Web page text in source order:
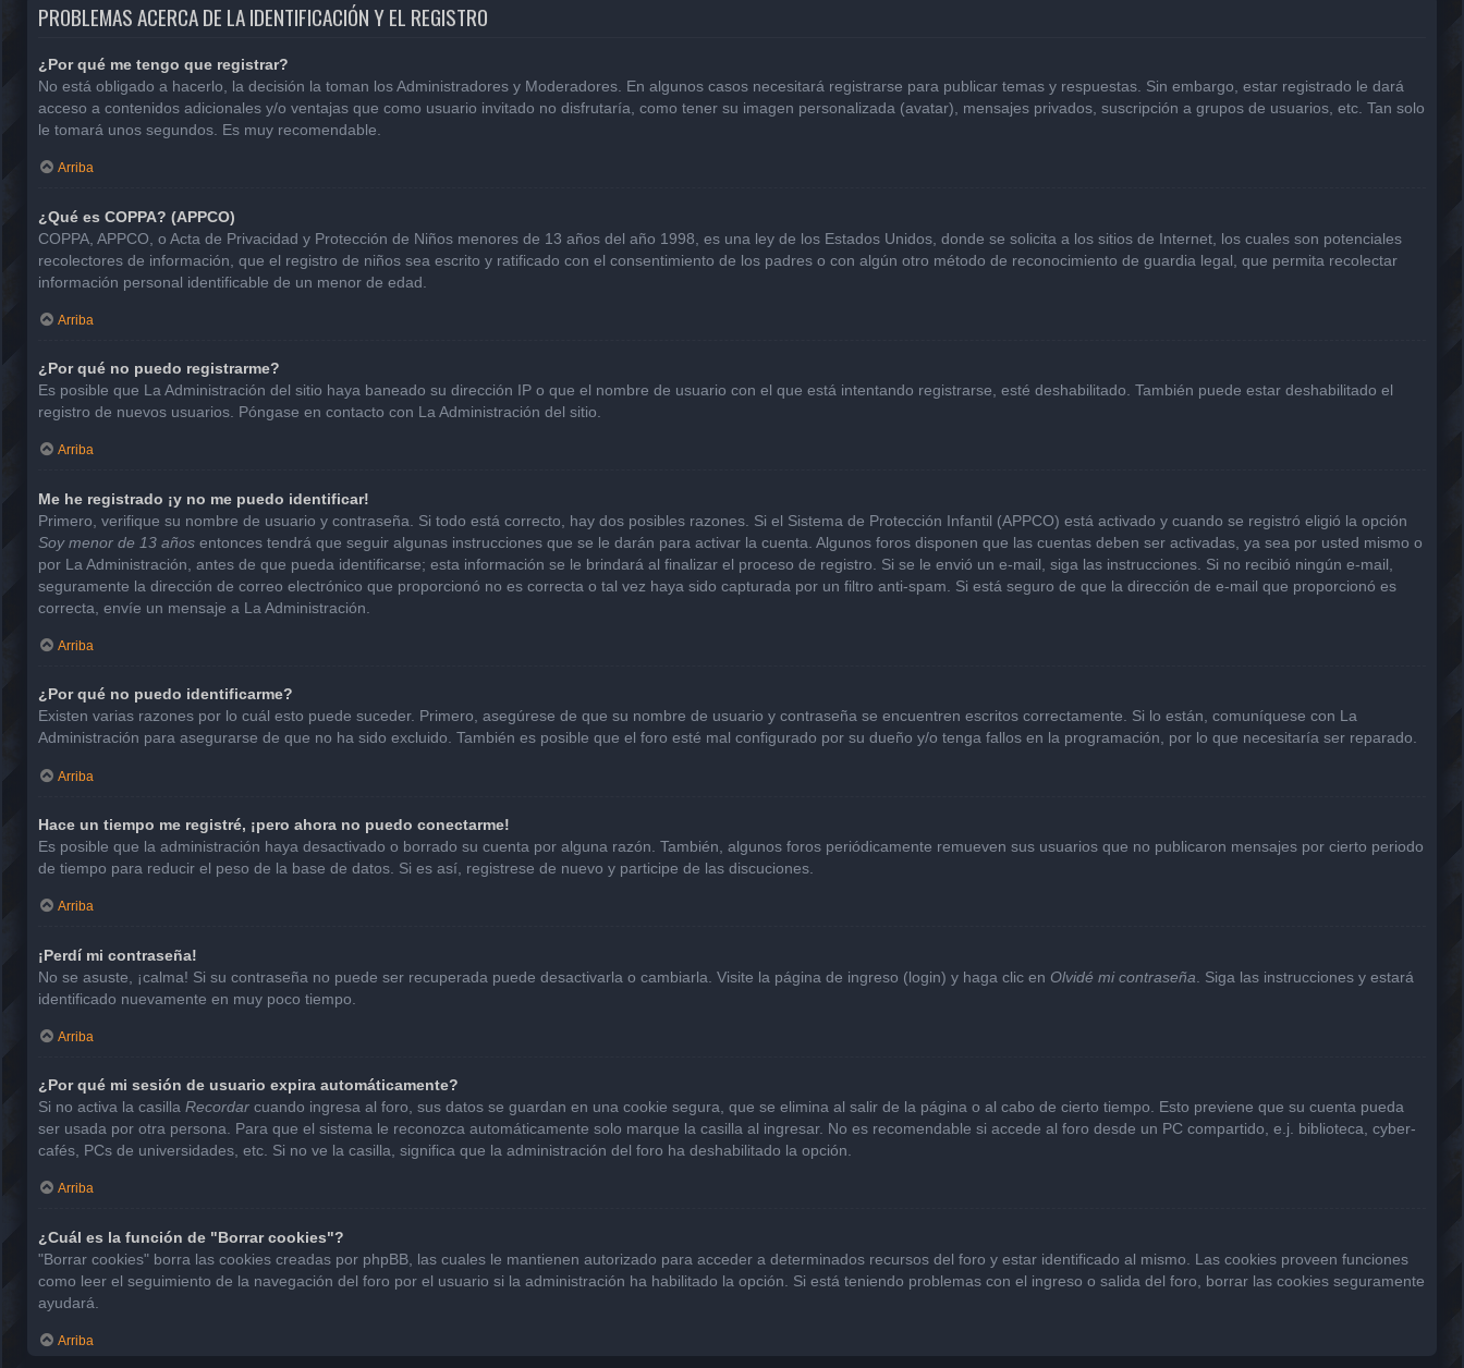
PROBLEMAS ACERCA DE LA IDENTIFICACIÓN Y EL REGISTRO
¿Por qué me tengo que registrar?
No está obligado a hacerlo, la decisión la toman los Administradores y Moderadores. En algunos casos necesitará registrarse para publicar temas y respuestas. Sin embargo, estar registrado le dará
acceso a contenidos adicionales y/o ventajas que como usuario invitado no disfrutaría, como tener su imagen personalizada (avatar), mensajes privados, suscripción a grupos de usuarios, etc. Tan solo
le tomará unos segundos. Es muy recomendable.
Arriba
¿Qué es COPPA? (APPCO)
COPPA, APPCO, o Acta de Privacidad y Protección de Niños menores de 13 años del año 1998, es una ley de los Estados Unidos, donde se solicita a los sitios de Internet, los cuales son potenciales
recolectores de información, que el registro de niños sea escrito y ratificado con el consentimiento de los padres o con algún otro método de reconocimiento de guardia legal, que permita recolectar
información personal identificable de un menor de edad.
Arriba
¿Por qué no puedo registrarme?
Es posible que La Administración del sitio haya baneado su dirección IP o que el nombre de usuario con el que está intentando registrarse, esté deshabilitado. También puede estar deshabilitado el
registro de nuevos usuarios. Póngase en contacto con La Administración del sitio.
Arriba
Me he registrado ¡y no me puedo identificar!
Primero, verifique su nombre de usuario y contraseña. Si todo está correcto, hay dos posibles razones. Si el Sistema de Protección Infantil (APPCO) está activado y cuando se registró eligió la opción
Soy menor de 13 años entonces tendrá que seguir algunas instrucciones que se le darán para activar la cuenta. Algunos foros disponen que las cuentas deben ser activadas, ya sea por usted mismo o
por La Administración, antes de que pueda identificarse; esta información se le brindará al finalizar el proceso de registro. Si se le envió un e-mail, siga las instrucciones. Si no recibió ningún e-mail,
seguramente la dirección de correo electrónico que proporcionó no es correcta o tal vez haya sido capturada por un filtro anti-spam. Si está seguro de que la dirección de e-mail que proporcionó es
correcta, envíe un mensaje a La Administración.
Arriba
¿Por qué no puedo identificarme?
Existen varias razones por lo cuál esto puede suceder. Primero, asegúrese de que su nombre de usuario y contraseña se encuentren escritos correctamente. Si lo están, comuníquese con La
Administración para asegurarse de que no ha sido excluido. También es posible que el foro esté mal configurado por su dueño y/o tenga fallos en la programación, por lo que necesitaría ser reparado.
Arriba
Hace un tiempo me registré, ¡pero ahora no puedo conectarme!
Es posible que la administración haya desactivado o borrado su cuenta por alguna razón. También, algunos foros periódicamente remueven sus usuarios que no publicaron mensajes por cierto periodo
de tiempo para reducir el peso de la base de datos. Si es así, registrese de nuevo y participe de las discuciones.
Arriba
¡Perdí mi contraseña!
No se asuste, ¡calma! Si su contraseña no puede ser recuperada puede desactivarla o cambiarla. Visite la página de ingreso (login) y haga clic en Olvidé mi contraseña . Siga las instrucciones y estará
identificado nuevamente en muy poco tiempo.
Arriba
¿Por qué mi sesión de usuario expira automáticamente?
Si no activa la casilla Recordar cuando ingresa al foro, sus datos se guardan en una cookie segura, que se elimina al salir de la página o al cabo de cierto tiempo. Esto previene que su cuenta pueda
ser usada por otra persona. Para que el sistema le reconozca automáticamente solo marque la casilla al ingresar. No es recomendable si accede al foro desde un PC compartido, e.j. biblioteca, cyber-
cafés, PCs de universidades, etc. Si no ve la casilla, significa que la administración del foro ha deshabilitado la opción.
Arriba
¿Cuál es la función de "Borrar cookies"?
"Borrar cookies" borra las cookies creadas por phpBB, las cuales le mantienen autorizado para acceder a determinados recursos del foro y estar identificado al mismo. Las cookies proveen funciones
como leer el seguimiento de la navegación del foro por el usuario si la administración ha habilitado la opción. Si está teniendo problemas con el ingreso o salida del foro, borrar las cookies seguramente
ayudará.
Arriba